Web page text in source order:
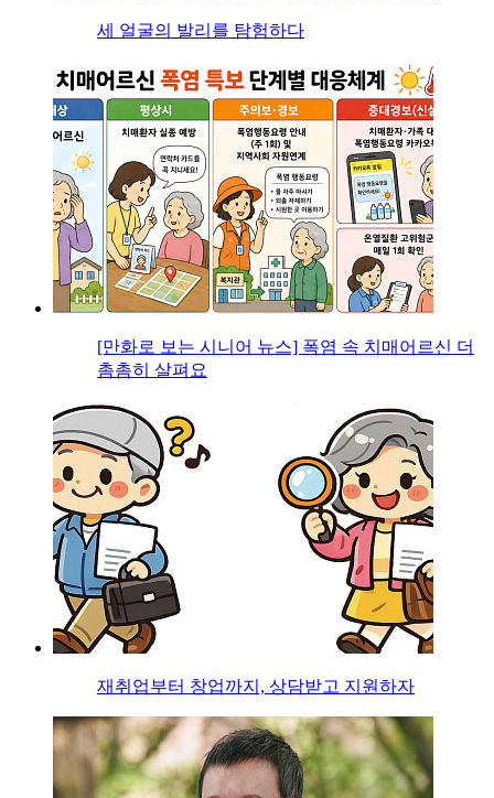
세 얼굴의 발리를 탐험하다
[만화로 보는 시니어 뉴스] 폭염 속 치매어르신 더
촘촘히 살펴요
재취업부터 창업까지, 상담받고 지원하자